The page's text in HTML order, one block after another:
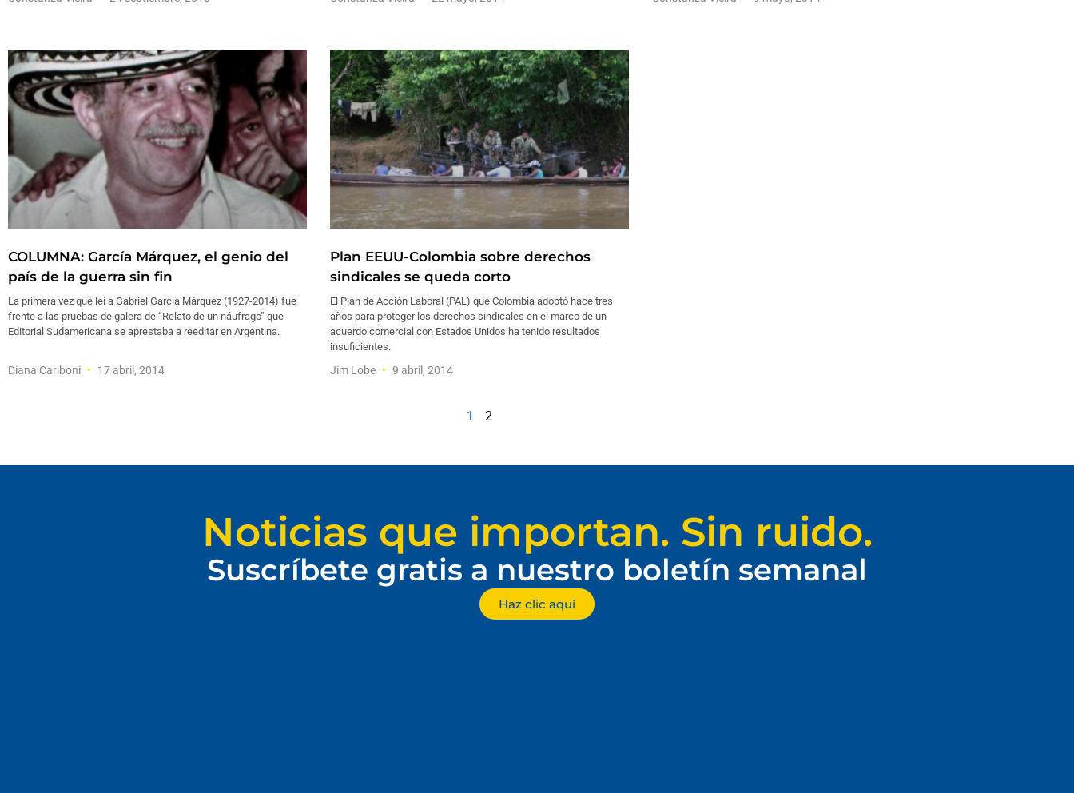
COLUMNA: García Márquez, el genio del
país de la guerra sin fin
La primera vez que leí a Gabriel García Márquez (1927-2014) fue
frente a las pruebas de galera de “Relato de un náufrago” que
Editorial Sudamericana se aprestaba a reeditar en Argentina.
Diana Cariboni 17 abril, 2014
Plan EEUU-Colombia sobre derechos
sindicales se queda corto
El Plan de Acción Laboral (PAL) que Colombia adoptó hace tres
años para proteger los derechos sindicales en el marco de un
acuerdo comercial con Estados Unidos ha tenido resultados
insuficientes.
Jim Lobe 9 abril, 2014
1 2
Noticias que importan. Sin ruido.
Suscríbete gratis a nuestro boletín semanal
Haz clic aquí